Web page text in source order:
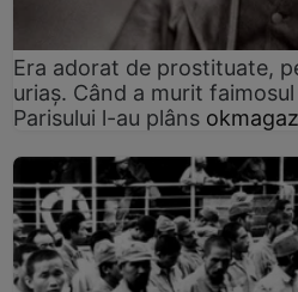
Era adorat de prostituate,
uriaș. Când a murit
Parisului l-au plâns